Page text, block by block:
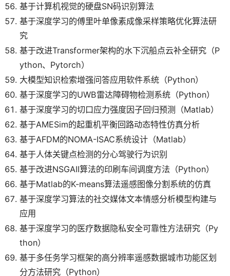
基于计算机视觉的硬盘SN码识别算法
基于深度学习的傅里叶单像素成像采样策略优化算法研
究
基于改进Transformer架构的水下沉船点云补全研究（P
ython、Pytorch）
大模型知识检索增强问答应用软件系统（Python）
基于深度学习的UWB雷达障碍物检测系统（Python）
基于深度学习的切口应力强度因子回归预测（Matlab）
基于AMESim的起重机平衡回路动态特性仿真分析
基于AFDM的NOMA-ISAC系统设计（Matlab）
基于人体关键点检测的分心驾驶行为识别
基于改进NSGAII算法的印刷车间调度方法（Python）
基于Matlab的K-means算法遥感图像分割系统的仿真
基于深度学习算法的社交媒体文本情感分析模型构建与
应用
基于深度学习的医疗数据隐私安全可靠性方法研究（Py
thon）
基于多任务学习框架的高分辨率遥感数据城市功能区划
分方法研究（Python）